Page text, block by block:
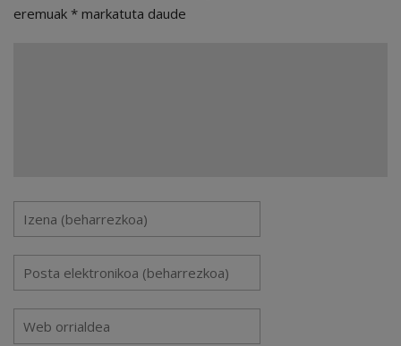
eremuak * markatuta daude